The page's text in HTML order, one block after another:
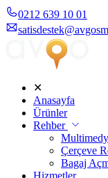
0212 639 10 01
✕
Anasayfa
Ürünler
Rehber
Çerçeve
Bagaj